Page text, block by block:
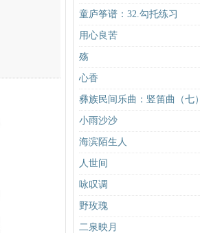
童庐筝谱：32.勾托练习
用心良苦
殇
心香
彝族民间乐曲：竖笛曲（七）
小雨沙沙
海滨陌生人
人世间
咏叹调
野玫瑰
二泉映月